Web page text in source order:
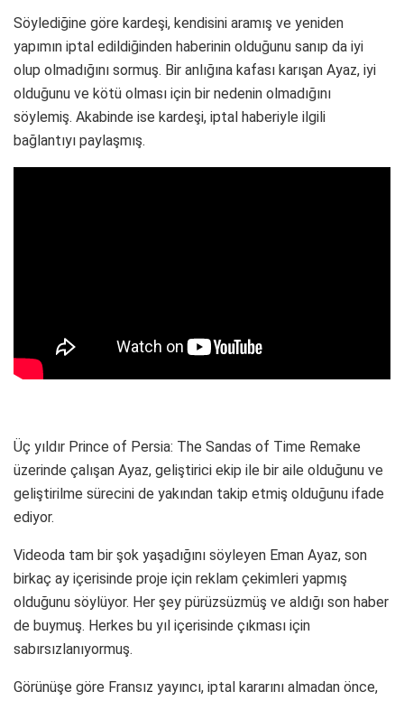
Söylediğine göre kardeşi, kendisini aramış ve yeniden
yapımın iptal edildiğinden haberinin olduğunu sanıp da iyi
olup olmadığını sormuş. Bir anlığına kafası karışan Ayaz, iyi
olduğunu ve kötü olması için bir nedenin olmadığını
söylemiş. Akabinde ise kardeşi, iptal haberiyle ilgili
bağlantıyı paylaşmış.
Üç yıldır Prince of Persia: The Sandas of Time Remake
üzerinde çalışan Ayaz, geliştirici ekip ile bir aile olduğunu ve
geliştirilme sürecini de yakından takip etmiş olduğunu ifade
ediyor.
Videoda tam bir şok yaşadığını söyleyen Eman Ayaz, son
birkaç ay içerisinde proje için reklam çekimleri yapmış
olduğunu söylüyor. Her şey pürüzsüzmüş ve aldığı son haber
de buymuş. Herkes bu yıl içerisinde çıkması için
sabırsızlanıyormuş.
Görünüşe göre Fransız yayıncı, iptal kararını almadan önce,